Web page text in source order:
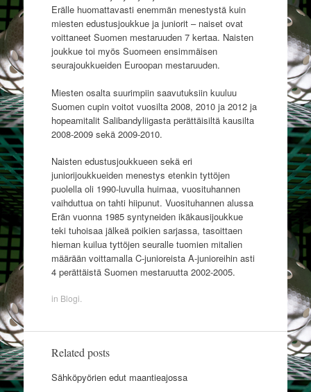
Erälle huomattavasti enemmän menestystä kuin
miesten edustusjoukkue ja juniorit – naiset ovat
voittaneet Suomen mestaruuden 7 kertaa. Naisten
joukkue toi myös Suomeen ensimmäisen
seurajoukkueiden Euroopan mestaruuden.
Miesten osalta suurimpiin saavutuksiin kuuluu
Suomen cupin voitot vuosilta 2008, 2010 ja 2012 ja
hopeamitalit Salibandyliigasta perättäisiltä kausilta
2008-2009 sekä 2009-2010.
Naisten edustusjoukkueen sekä eri
juniorijoukkueiden menestys etenkin tyttöjen
puolella oli 1990-luvulla huimaa, vuosituhannen
vaihduttua on tahti hiipunut. Vuosituhannen alussa
Erän vuonna 1985 syntyneiden ikäkausijoukkue
teki tuhoisaa jälkeä poikien sarjassa, tasoittaen
hieman kuilua tyttöjen seuralle tuomien mitalien
määrään voittamalla C-junioreista A-junioreihin asti
4 perättäistä Suomen mestaruutta 2002-2005.
in Blogi
Related posts
Sähköpyörien edut maantieajossa